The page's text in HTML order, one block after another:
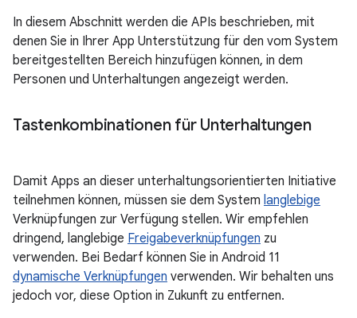
In diesem Abschnitt werden die APIs beschrieben, mit
denen Sie in Ihrer App Unterstützung für den vom System
bereitgestellten Bereich hinzufügen können, in dem
Personen und Unterhaltungen angezeigt werden.
Tastenkombinationen für Unterhaltungen
Damit Apps an dieser unterhaltungsorientierten Initiative
teilnehmen können, müssen sie dem System langlebige
Verknüpfungen zur Verfügung stellen. Wir empfehlen
dringend, langlebige Freigabeverknüpfungen zu
verwenden. Bei Bedarf können Sie in Android 11
dynamische Verknüpfungen verwenden. Wir behalten uns
jedoch vor, diese Option in Zukunft zu entfernen.